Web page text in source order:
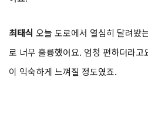
최태식 오늘 도로에서 열심히 달려봤
로 너무 훌륭했어요. 엄청 편하더라고
이 익숙하게 느껴질 정도였죠.